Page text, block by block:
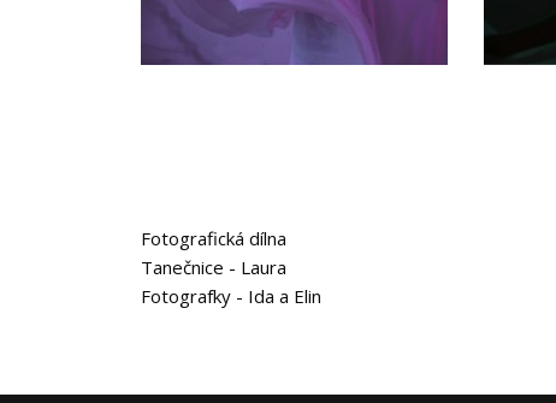
Fotografická dílna
Tanečnice - Laura
Fotografky - Ida a Elin